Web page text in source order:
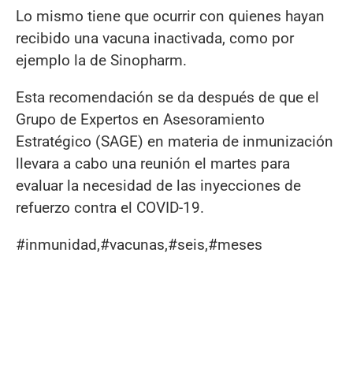
Lo mismo tiene que ocurrir con quienes hayan
recibido una vacuna inactivada, como por
ejemplo la de Sinopharm.
Esta recomendación se da después de que el
Grupo de Expertos en Asesoramiento
Estratégico (SAGE) en materia de inmunización
llevara a cabo una reunión el martes para
evaluar la necesidad de las inyecciones de
refuerzo contra el COVID-19.
#inmunidad,#vacunas,#seis,#meses